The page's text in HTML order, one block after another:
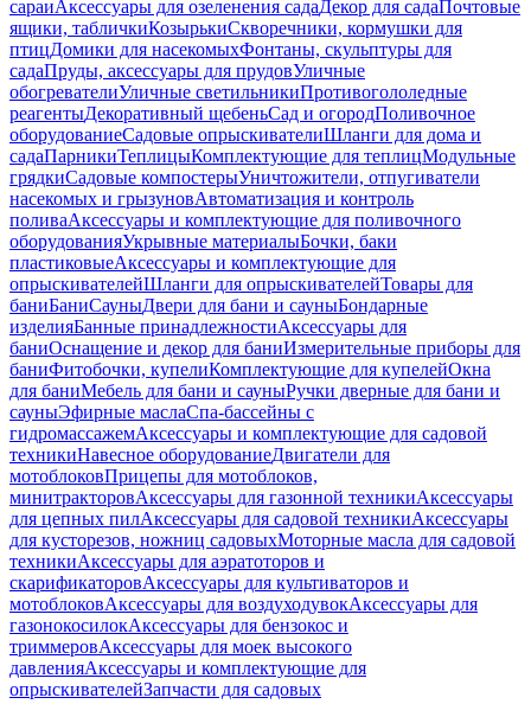
сараиАксессуары для озеленения садаДекор для садаПочтовые
ящики, табличкиКозырькиСкворечники, кормушки для
птицДомики для насекомыхФонтаны, скульптуры для
садаПруды, аксессуары для прудовУличные
обогревателиУличные светильникиПротивогололедные
реагентыДекоративный щебеньСад и огородПоливочное
оборудованиеСадовые опрыскивателиШланги для дома и
садаПарникиТеплицыКомплектующие для теплицМодульные
грядкиСадовые компостерыУничтожители, отпугиватели
насекомых и грызуновАвтоматизация и контроль
поливаАксессуары и комплектующие для поливочного
оборудованияУкрывные материалыБочки, баки
пластиковыеАксессуары и комплектующие для
опрыскивателейШланги для опрыскивателейТовары для
баниБаниСауныДвери для бани и сауныБондарные
изделияБанные принадлежностиАксессуары для
баниОснащение и декор для баниИзмерительные приборы для
баниФитобочки, купелиКомплектующие для купелейОкна
для баниМебель для бани и сауныРучки дверные для бани и
сауныЭфирные маслаСпа-бассейны с
гидромассажемАксессуары и комплектующие для садовой
техникиНавесное оборудованиеДвигатели для
мотоблоковПрицепы для мотоблоков,
минитракторовАксессуары для газонной техникиАксессуары
для цепных пилАксессуары для садовой техникиАксессуары
для кусторезов, ножниц садовыхМоторные масла для садовой
техникиАксессуары для аэратоторов и
скарификаторовАксессуары для культиваторов и
мотоблоковАксессуары для воздуходувокАксессуары для
газонокосилокАксессуары для бензокос и
триммеровАксессуары для моек высокого
давленияАксессуары и комплектующие для
опрыскивателейЗапчасти для садовых